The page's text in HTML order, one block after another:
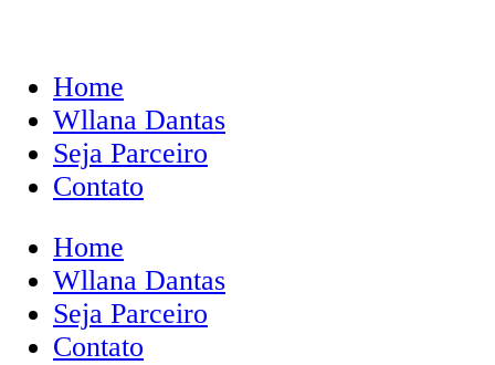
Home
Wllana Dantas
Seja Parceiro
Contato
Home
Wllana Dantas
Seja Parceiro
Contato